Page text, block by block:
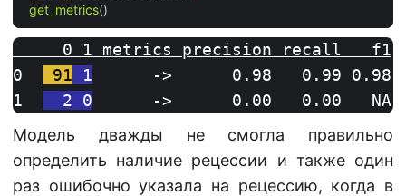
get_metrics
     0 1 metrics precision recall   f1
0
91 1
      ->
      0.98
   0.99
0.98
1
  2
0
      ->
      0.00
   0.00
   NA
Модель дважды не смогла правильно
определить наличие рецессии и также один
раз ошибочно указала на рецессию, когда в